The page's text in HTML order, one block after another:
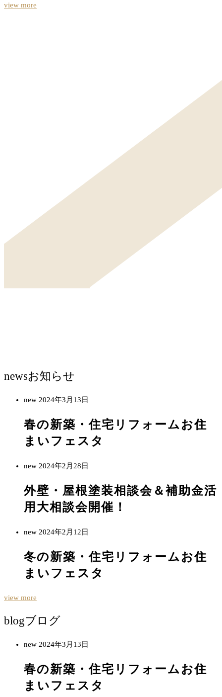
view more
newsお知らせ
new 2024年3月13日
春の新築・住宅リフォームお住
まいフェスタ
new 2024年2月28日
外壁・屋根塗装相談会＆補助金活
用大相談会開催！
new 2024年2月12日
冬の新築・住宅リフォームお住
まいフェスタ
view more
blogブログ
new 2024年3月13日
春の新築・住宅リフォームお住
まいフェスタ